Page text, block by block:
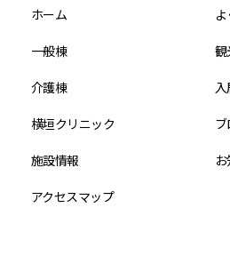
ホーム
一般棟
介護棟
横垣クリニック
施設情報
アクセスマップ
観